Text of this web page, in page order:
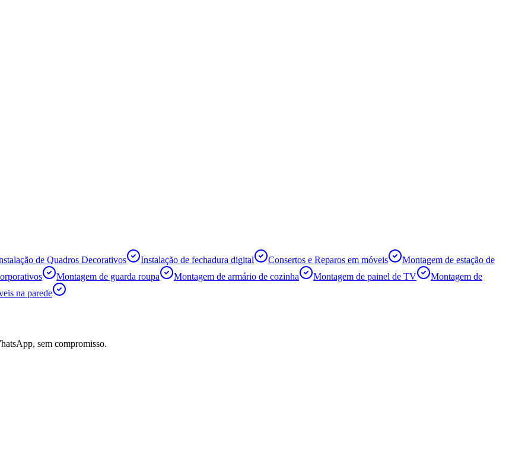
de Quadros Decorativos Instalação de fechadura digital Consertos e Reparos em móveis
Montagem de estação de
Montagem de guarda roupa Montagem de armário de cozinha Montagem de painel de TV
Montagem de
na parede
sem compromisso.